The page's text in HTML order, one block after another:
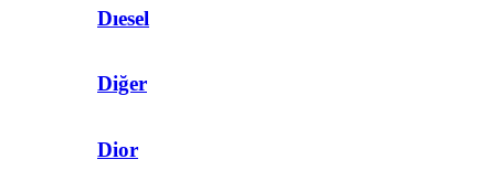
Dıesel
Diğer
Dior